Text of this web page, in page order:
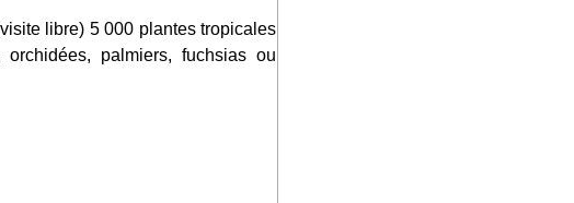
libre) 5 000 plantes tropicales
palmiers, fuchsias ou